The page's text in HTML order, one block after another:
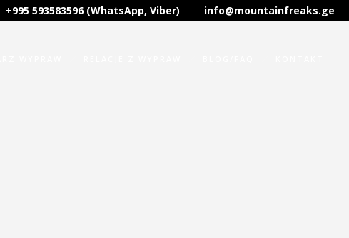
+995 593583596 (WhatsApp, Viber) info@mountainfreaks.ge